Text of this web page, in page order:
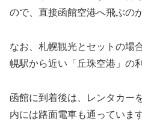
ので、直接函館空港へ飛ぶの
なお、札幌観光とセットの場
幌駅から近い「丘珠空港」の
函館に到着後は、レンタカー
内には路面電車も通っていま